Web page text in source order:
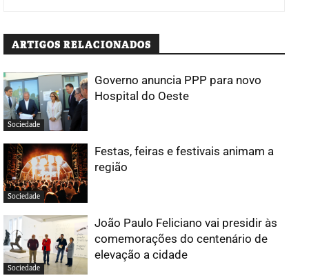
ARTIGOS RELACIONADOS
Sociedade
Governo anuncia PPP para novo
Hospital do Oeste
Sociedade
Festas, feiras e festivais animam a
região
Sociedade
João Paulo Feliciano vai presidir às
comemorações do centenário de
elevação a cidade